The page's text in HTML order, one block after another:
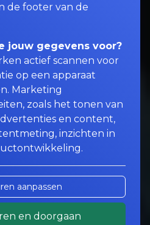
de footer van de
jouw gegevens voor?
actief scannen voor
op een apparaat
Marketing
zoals het tonen van
en content,
inzichten in
aanpassen
en doorgaan